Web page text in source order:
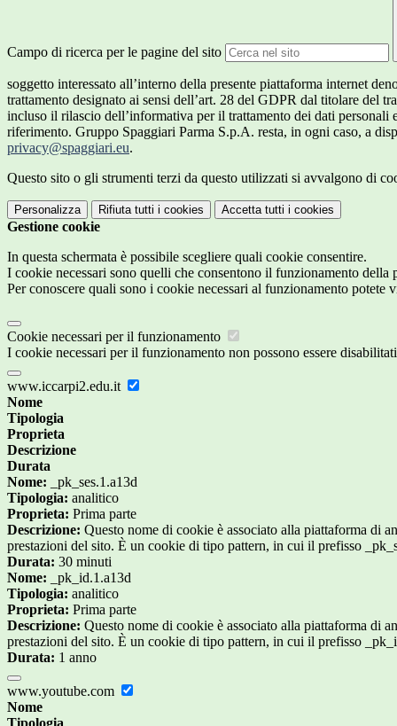
Campo di ricerca per le pagine del sito
soggetto interessato all’interno della presente piattaforma internet
trattamento designato ai sensi dell’art. 28 del GDPR dal titolare del
incluso il rilascio dell’informativa per il trattamento dei dati
riferimento. Gruppo Spaggiari Parma S.p.A. resta, in ogni caso, a
privacy@spaggiari.eu.
Questo sito o gli strumenti terzi da questo utilizzati si avvalgono di
Personalizza Rifiuta tutti i cookies Accetta tutti i cookies
Gestione cookie
In questa schermata è possibile scegliere quali cookie consentire.
I cookie necessari sono quelli che consentono il funzionamento
Per conoscere quali sono i cookie necessari al funzionamento potete
Cookie necessari per il funzionamento
I cookie necessari per il funzionamento non possono essere
www.iccarpi2.edu.it
Nome
Tipologia
Proprieta
Descrizione
Durata
Nome: _pk_ses.1.a13d
Tipologia: analitico
Proprieta: Prima parte
Descrizione: Questo nome di cookie è associato alla piattaforma di
prestazioni del sito. È un cookie di tipo pattern, in cui il prefisso
Durata: 30 minuti
Nome: _pk_id.1.a13d
Tipologia: analitico
Proprieta: Prima parte
Descrizione: Questo nome di cookie è associato alla piattaforma di
prestazioni del sito. È un cookie di tipo pattern, in cui il prefisso
Durata: 1 anno
www.youtube.com
Nome